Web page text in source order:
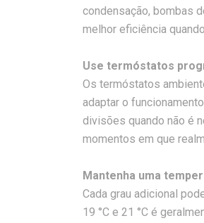
condensação, bombas
melhor eficiência
Use termóstatos
Os termóstatos
adaptar o
divisões quando não é
momentos em que
Mantenha uma
Cada grau adicional
19 °C e 21 °C é